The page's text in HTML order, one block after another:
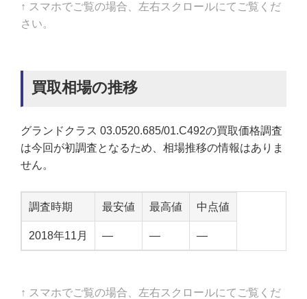
↑ スマホでご覧の場合、左右スクロールにてご覧くだ
さい。
買取相場の推移
グランドクラス 03.0520.685/01.C492の買取価格調査
は今回が初調査となるため、相場推移の情報はありま
せん。
調査時期 最安値 最高値 中点値
2018年11月 — — —
↑ スマホでご覧の場合、左右スクロールにてご覧くだ